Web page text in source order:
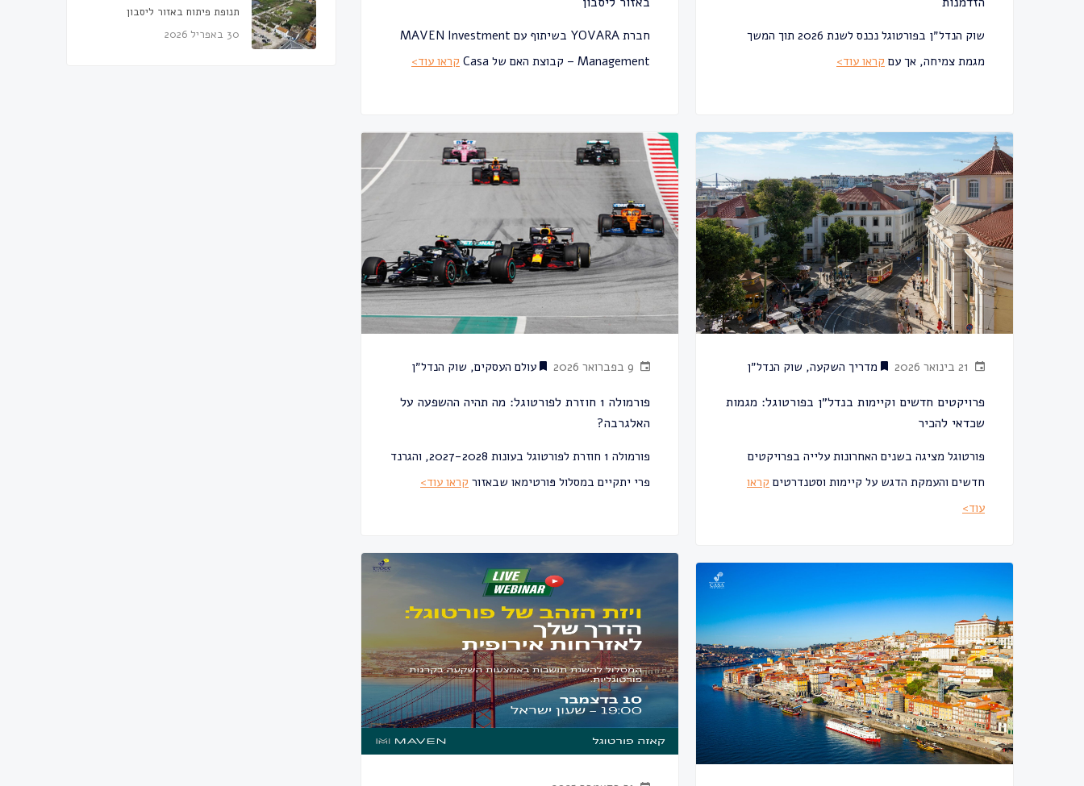
חברת YOVARA בשיתוף עם MAVEN Investment
Management – קבוצת האם של Casa
קראו עוד>
שוק הנדל״ן בפורטוגל נכנס לשנת 2026 תוך המשך
מגמת צמיחה, אך עם קראו עוד>
עולם העסקים, שוק הנדל״ן
פורמולה 1 חוזרת לפורטוגל: מה תהיה ההשפעה על
האלגרבה?
פורמולה 1 חוזרת לפורטוגל בעונות 2027-2028, והגרנד
פרי יתקיים במסלול פּורטימאו שבאזור קראו עוד>
מדריך השקעה, שוק הנדל״ן
פרויקטים חדשים וקיימות בנדל״ן בפורטוגל: מגמות
שכדאי להכיר
פורטוגל מציגה בשנים האחרונות עלייה בפרויקטים
חדשים והעמקת הדגש על קיימות וסטנדרטים קראו
עוד>
תנופת פיתוח באזור ליסבון
30 באפריל 2026